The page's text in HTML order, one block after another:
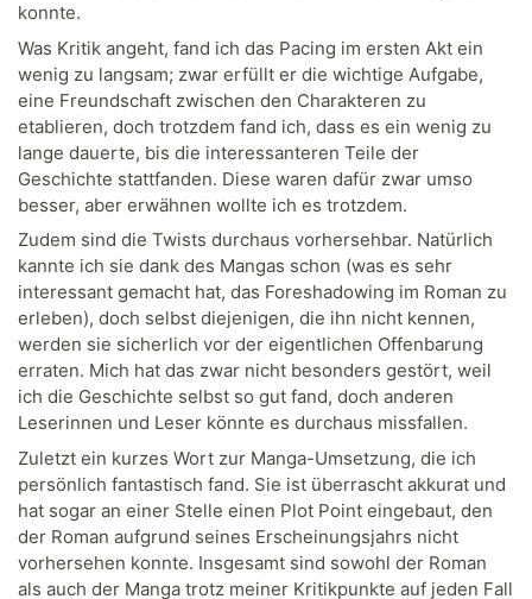
konnte.
Was Kritik angeht, fand ich das Pacing im ersten Akt ein
wenig zu langsam; zwar erfüllt er die wichtige Aufgabe,
eine Freundschaft zwischen den Charakteren zu
etablieren, doch trotzdem fand ich, dass es ein wenig zu
lange dauerte, bis die interessanteren Teile der
Geschichte stattfanden. Diese waren dafür zwar umso
besser, aber erwähnen wollte ich es trotzdem.
Zudem sind die Twists durchaus vorhersehbar. Natürlich
kannte ich sie dank des Mangas schon (was es sehr
interessant gemacht hat, das Foreshadowing im Roman zu
erleben), doch selbst diejenigen, die ihn nicht kennen,
werden sie sicherlich vor der eigentlichen Offenbarung
erraten. Mich hat das zwar nicht besonders gestört, weil
ich die Geschichte selbst so gut fand, doch anderen
Leserinnen und Leser könnte es durchaus missfallen.
Zuletzt ein kurzes Wort zur Manga-Umsetzung, die ich
persönlich fantastisch fand. Sie ist überrascht akkurat und
hat sogar an einer Stelle einen Plot Point eingebaut, den
der Roman aufgrund seines Erscheinungsjahrs nicht
vorhersehen konnte. Insgesamt sind sowohl der Roman
als auch der Manga trotz meiner Kritikpunkte auf jeden Fall